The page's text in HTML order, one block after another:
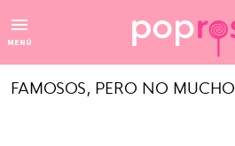
MENÚ
FAMOSOS, PERO NO MUCHO